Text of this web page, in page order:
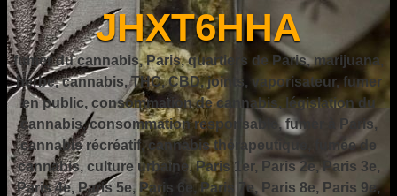
JHXT6HHA
fumer du cannabis, Paris, quartiers de Paris, marijuana,
herbe, cannabis, THC, CBD, joints, vaporisateur, fumer
en public, consommation de cannabis, législation du
cannabis, consommation responsable, fumer à Paris,
cannabis récréatif, cannabis thérapeutique, fumée de
cannabis, culture urbaine, Paris 1er, Paris 2e, Paris 3e,
Paris 4e, Paris 5e, Paris 6e, Paris 7e, Paris 8e, Paris 9e,